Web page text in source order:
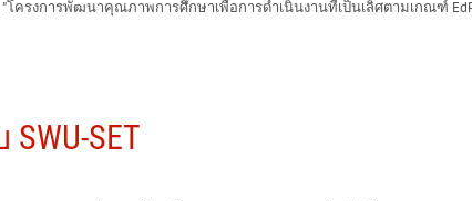
การพัฒนาคุณภาพการศึกษาเพื่อการดำเนินงานที่เป็นเลิศตามเกณฑ์
SET